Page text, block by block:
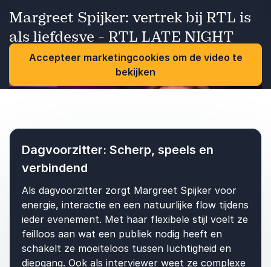
Margreet Spijker: vertrek bij RTL is
als liefdesve - RTL LATE NIGHT
Accepteer marketingcookies om de video te
bekijken
Dagvoorzitter: Scherp, speels en
verbindend
Als dagvoorzitter zorgt Margreet Spijker voor
energie, interactie en een natuurlijke flow tijdens
ieder evenement. Met haar flexibele stijl voelt ze
feilloos aan wat een publiek nodig heeft en
schakelt ze moeiteloos tussen luchtigheid en
diepgang. Ook als interviewer weet ze complexe